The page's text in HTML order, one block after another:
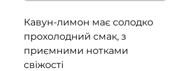
Кавун-лимон має солодко
прохолодний смак, з
приємними нотками
свіжості